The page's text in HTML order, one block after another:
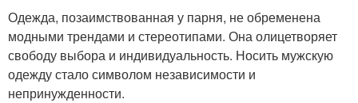
Одежда, позаимствованная у парня, не обременена
модными трендами и стереотипами. Она олицетворяет
свободу выбора и индивидуальность. Носить мужскую
одежду стало символом независимости и
непринужденности.